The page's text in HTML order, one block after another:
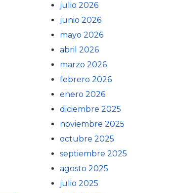
julio 2026
junio 2026
mayo 2026
abril 2026
marzo 2026
febrero 2026
enero 2026
diciembre 2025
noviembre 2025
octubre 2025
septiembre 2025
agosto 2025
julio 2025